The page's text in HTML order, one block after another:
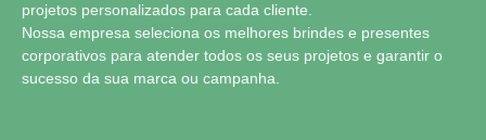
projetos personalizados para cada cliente.
Nossa empresa seleciona os melhores brindes e presentes
corporativos para atender todos os seus projetos e garantir o
sucesso da sua marca ou campanha.